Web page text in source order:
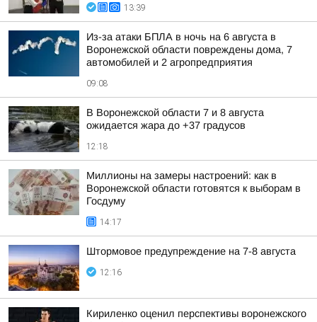
13:39
Из-за атаки БПЛА в ночь на 6 августа в
Воронежской области повреждены дома, 7
автомобилей и 2 агропредприятия
09:08
В Воронежской области 7 и 8 августа
ожидается жара до +37 градусов
12:18
Миллионы на замеры настроений: как в
Воронежской области готовятся к выборам в
Госдуму
14:17
Штормовое предупреждение на 7-8 августа
12:16
Кириленко оценил перспективы воронежского